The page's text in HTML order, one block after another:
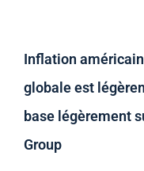
Inflation
globale est
base légèrement
Group